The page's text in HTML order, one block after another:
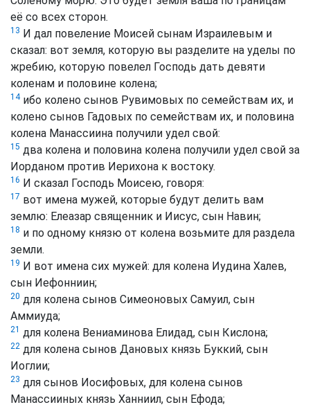
её со всех сторон.
13 И дал повеление Моисей сынам Израилевым и
сказал: вот земля, которую вы разделите на уделы по
жребию, которую повелел Господь дать девяти
коленам и половине колена;
14ибо колено сынов Рувимовых по семействам их, и
колено сынов Гадовых по семействам их, и половина
колена Манассиина получили удел свой:
15 два колена и половина колена получили удел свой за
Иорданом против Иерихона к востоку.
16 И сказал Господь Моисею, говоря:
17 вот имена мужей, которые будут делить вам
землю: Елеазар священник и Иисус, сын Навин;
18 и по одному князю от колена возьмите для раздела
земли.
19 И вот имена сих мужей: для колена Иудина Халев,
сын Иефонниин;
20 для колена сынов Симеоновых Самуил, сын
Аммиуда;
21 для колена Вениаминова Елидад, сын Кислона;
22 для колена сынов Дановых князь Буккий, сын
Иоглии;
23 для сынов Иосифовых, для колена сынов
Манассииных князь Ханниил, сын Ефода;